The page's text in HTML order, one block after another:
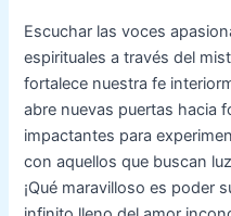
Escuchar las voces
espirituales a través del
fortalece nuestra fe
abre nuevas puertas hacia
impactantes para
con aquellos que buscan
¡Qué maravilloso es poder